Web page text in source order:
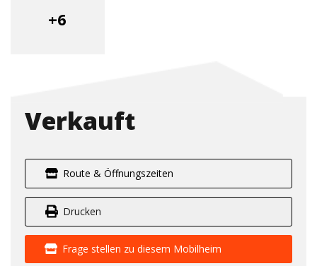
+6
Verkauft
Route & Öffnungszeiten
Drucken
Frage stellen zu diesem Mobilheim